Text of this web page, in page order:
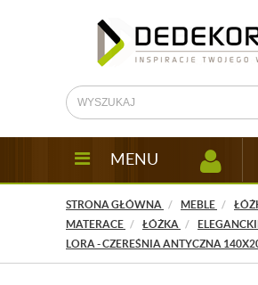
MENU
STRONA GŁÓWNA MEBLE
MATERACE
ŁÓŻKA
LORA - CZEREŚNIA ANTYCZNA